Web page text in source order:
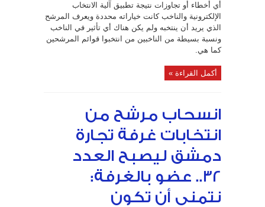
أي أخطاء أو تجاوزات نتيجة تطبيق آلية الانتخاب
الإلكترونية والناخب كانت خياراته محددة ويعرف المرشح
الذي يريد أن ينتخبه ولم يكن هناك أي تأثير في الناخب
ونسبة بسيطة من الناخبين من انتخبوا قوائم المرشحين
كما هي.
أكمل القراءة »
انسحاب مرشح من
انتخابات غرفة تجارة
دمشق ليصبح العدد
32.. عضو بالغرفة:
نتمنى أن تكون